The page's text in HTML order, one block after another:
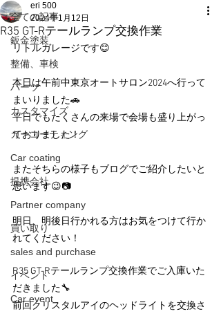
全ての記事
鈑金塗装
整備、車検
パーツ
カスタマイズ
カーコーティング
Car coating
提携会社
Partner company
買い取り
sales and purchase
イベント
Car event
R35 GT-Rテールランプ交換作業
eri 500
2024年1月12日
リトルガレージです😊
本日は午前中東京オートサロン2024へ行って
まいりました🚗
平日でもたくさんの来場で会場も盛り上がっ
ておりました！
またそちらの様子もブログでご紹介したいと
思います😉📷
明日、明後日行かれる方はお気をつけて行か
れてください！
R35 GT-Rテールランプ交換作業でご入庫いた
だきました🔧
前回クリスタルアイのヘッドライトを交換さ